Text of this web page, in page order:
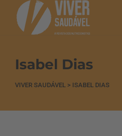
Isabel Dias
VIVER SAUDÁVEL > ISABEL DIAS